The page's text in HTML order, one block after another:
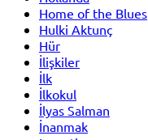
Home of the Blues
Hulki Aktunç
Hür
İlişkiler
İlk
İlkokul
İlyas Salman
İnanmak